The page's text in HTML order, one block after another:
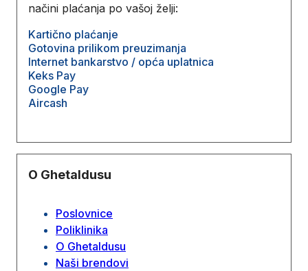
načini plaćanja po vašoj želji:
Kartično plaćanje
Gotovina prilikom preuzimanja
Internet bankarstvo / opća uplatnica
Keks Pay
Google Pay
Aircash
O Ghetaldusu
Poslovnice
Poliklinika
O Ghetaldusu
Naši brendovi